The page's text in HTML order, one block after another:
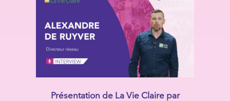
Présentation de La Vie Claire par